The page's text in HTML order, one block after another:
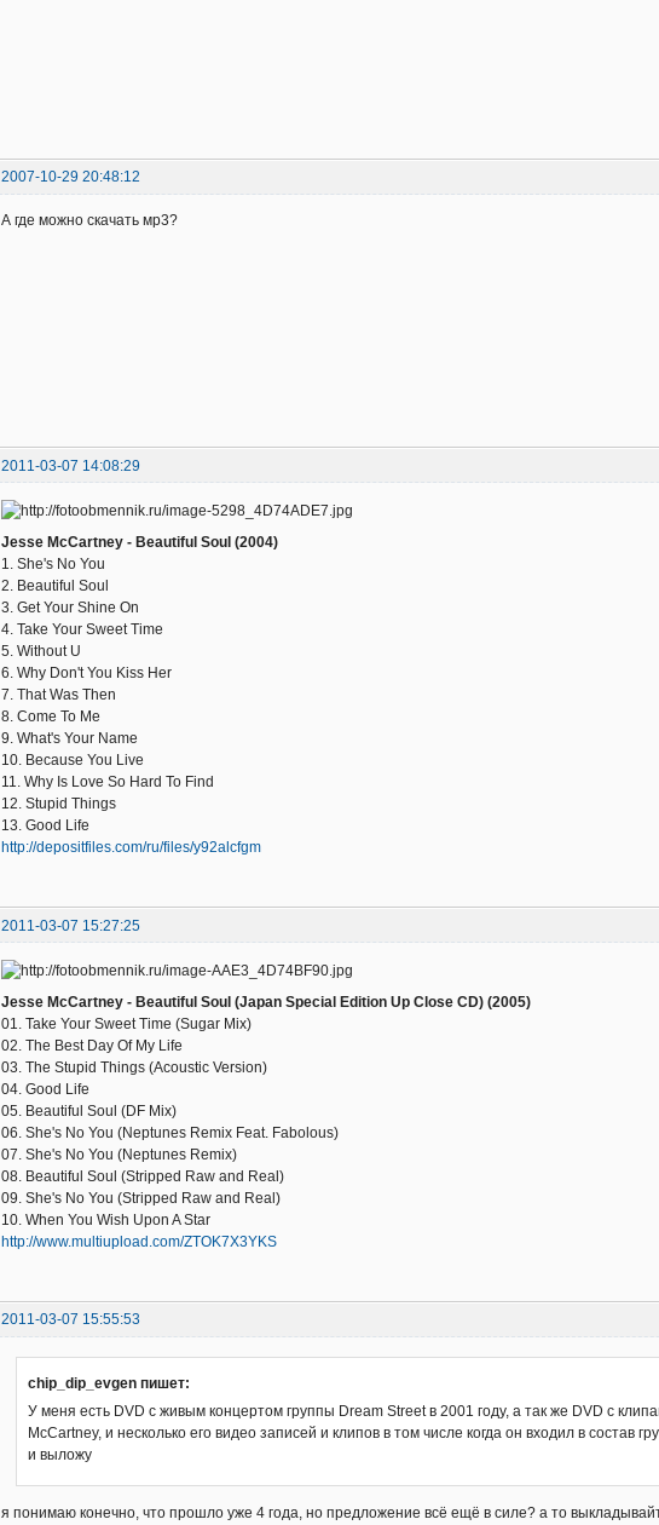
2007-10-29 20:48:12
А где можно скачать мр3?
2011-03-07 14:08:29
Jesse McCartney - Beautiful Soul (2004)
1. She's No You
2. Beautiful Soul
3. Get Your Shine On
4. Take Your Sweet Time
5. Without U
6. Why Don't You Kiss Her
7. That Was Then
8. Come To Me
9. What's Your Name
10. Because You Live
11. Why Is Love So Hard To Find
12. Stupid Things
13. Good Life
http://depositfiles.com/ru/files/y92alcfgm
2011-03-07 15:27:25
Jesse McCartney - Beautiful Soul (Japan Special Edition Up Close CD) (2005)
01. Take Your Sweet Time (Sugar Mix)
02. The Best Day Of My Life
03. The Stupid Things (Acoustic Version)
04. Good Life
05. Beautiful Soul (DF Mix)
06. She's No You (Neptunes Remix Feat. Fabolous)
07. She's No You (Neptunes Remix)
08. Beautiful Soul (Stripped Raw and Real)
09. She's No You (Stripped Raw and Real)
10. When You Wish Upon A Star
http://www.multiupload.com/ZTOK7X3YKS
2011-03-07 15:55:53
chip_dip_evgen пишет:
У меня есть DVD с живым концертом группы Dream Street в 2001 году, а так же DVD с
McCartney, и несколько его видео записей и клипов в том числе когда он входил в состав
и выложу
я понимаю конечно, что прошло уже 4 года, но предложение всё ещё в силе? а то